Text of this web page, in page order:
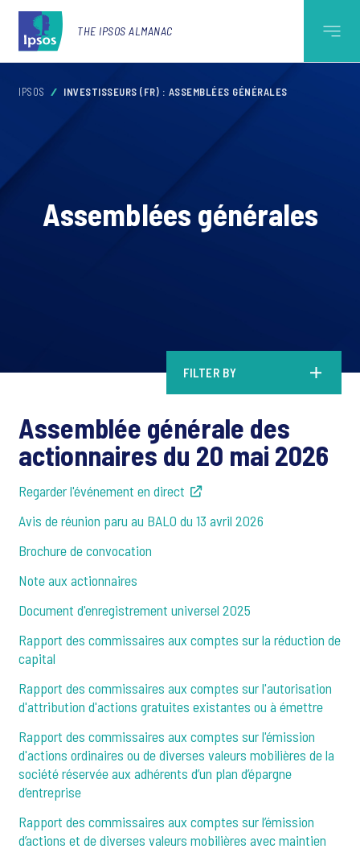
THE IPSOS ALMANAC
IPSOS INVESTISSEURS (FR) : ASSEMBLÉES GÉNÉRALES
Assemblées générales
FILTER BY
Assemblée générale des
actionnaires du 20 mai 2026
Regarder l'événement en direct
Avis de réunion paru au BALO du 13 avril 2026
Brochure de convocation
Note aux actionnaires
Document d'enregistrement universel 2025
Rapport des commissaires aux comptes sur la réduction de
capital
Rapport des commissaires aux comptes sur l'autorisation
d'attribution d'actions gratuites existantes ou à émettre
Rapport des commissaires aux comptes sur l'émission
d'actions ordinaires ou de diverses valeurs mobilières de la
société réservée aux adhérents d’un plan d’épargne
d’entreprise
Rapport des commissaires aux comptes sur l’émission
d’actions et de diverses valeurs mobilières avec maintien